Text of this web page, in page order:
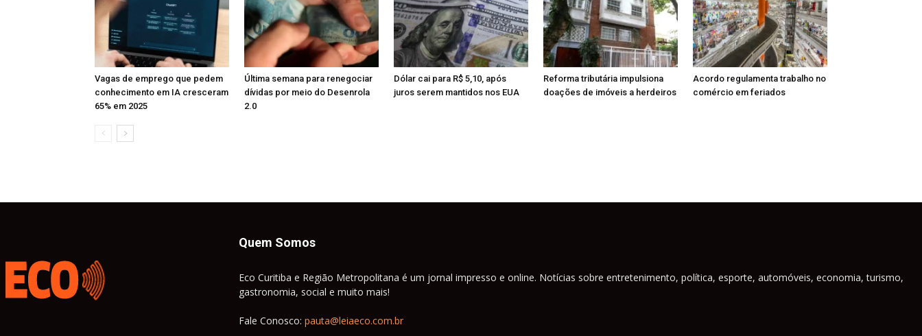
Vagas de emprego que pedem
conhecimento em IA cresceram
65% em 2025
Última semana para renegociar
dívidas por meio do Desenrola
2.0
Dólar cai para R$ 5,10, após
juros serem mantidos nos EUA
Reforma tributária impulsiona
doações de imóveis a herdeiros
Acordo regulamenta trabalho no
comércio em feriados
Quem Somos
Eco Curitiba e Região Metropolitana é um jornal impresso e online. Notícias sobre entretenimento, política, esporte, automóveis, economia, turismo,
gastronomia, social e muito mais!
Fale Conosco: pauta@leiaeco.com.br